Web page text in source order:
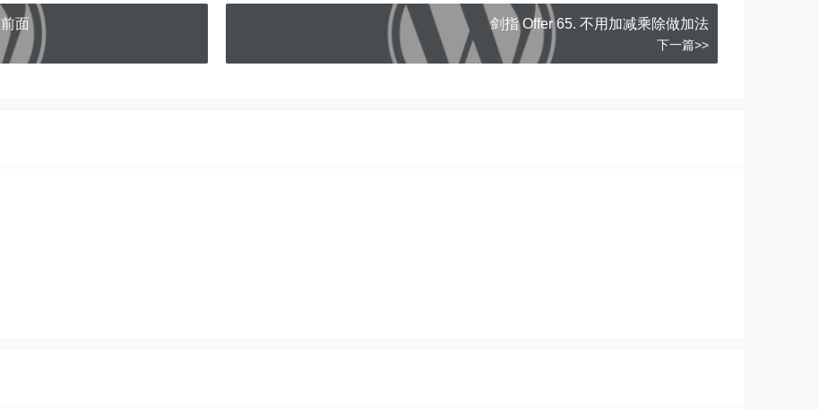
面 剑指 Offer 65. 不用加减乘除做加法
下一篇>>